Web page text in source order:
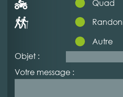
Quad
Autre
Objet :
Votre message :